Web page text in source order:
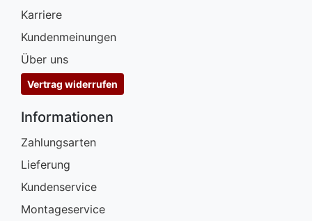
Karriere
Kundenmeinungen
Über uns
Vertrag widerrufen
Informationen
Zahlungsarten
Lieferung
Kundenservice
Montageservice